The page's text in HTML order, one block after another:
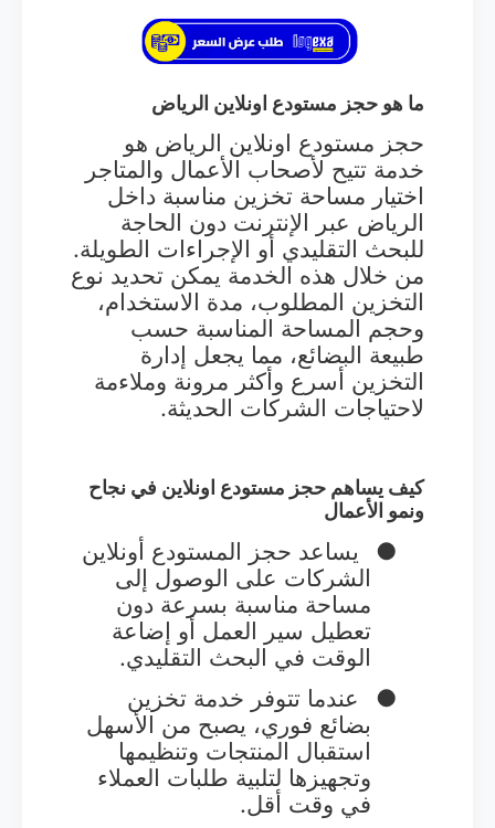
ما هو حجز مستودع اونلاين الرياض
حجز مستودع اونلاين الرياض هو
خدمة تتيح لأصحاب الأعمال والمتاجر
اختيار مساحة تخزين مناسبة داخل
الرياض عبر الإنترنت دون الحاجة
للبحث التقليدي أو الإجراءات الطويلة.
من خلال هذه الخدمة يمكن تحديد نوع
التخزين المطلوب، مدة الاستخدام،
وحجم المساحة المناسبة حسب
طبيعة البضائع، مما يجعل إدارة
التخزين أسرع وأكثر مرونة وملاءمة
لاحتياجات الشركات الحديثة.
كيف يساهم حجز مستودع اونلاين في نجاح
ونمو الأعمال
●
يساعد حجز المستودع أونلاين
الشركات على الوصول إلى
مساحة مناسبة بسرعة دون
تعطيل سير العمل أو إضاعة
الوقت في البحث التقليدي.
●
عندما تتوفر خدمة تخزين
بضائع فوري، يصبح من الأسهل
استقبال المنتجات وتنظيمها
وتجهيزها لتلبية طلبات العملاء
في وقت أقل.